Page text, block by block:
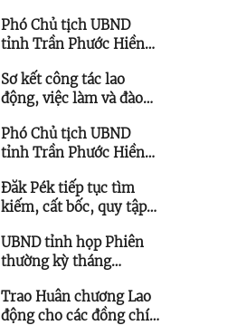
đọng, kéo dài
Phó Chủ tịch UBND
tỉnh Trần Phước Hiền
Ứng dụng Khoa học và
Công nghệ
Sơ kết công tác lao
động, việc làm và đào
năm 2026
Phó Chủ tịch UBND
tỉnh Trần Phước Hiền
mắc các dự án lưới điện
trên địa bàn tỉnh
Đăk Pék tiếp tục tìm
kiếm, cất bốc, quy tập
UBND tỉnh họp Phiên
thường kỳ tháng
Trao Huân chương Lao
động cho các đồng chí